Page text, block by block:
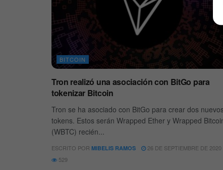
BITCOIN
Tron realizó una asociación con BitGo para
tokenizar Bitcoin
Tron se ha asociado con BitGo para crear dos
tokens. Estos serán Wrapped Ether y Wrapped
(WBTC) recién...
ESCRITO POR MIBELIS RAMOS
26 DE SEPTIEMBRE DE 2020
529